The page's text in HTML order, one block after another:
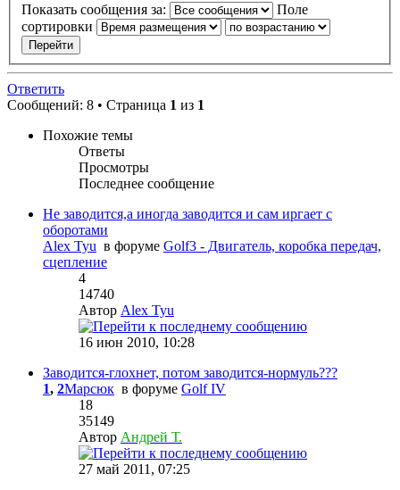
Показать сообщения за:
Поле
сортировки
Ответить
Сообщений: 8 • Страница 1 из 1
Похожие темы
Ответы
Просмотры
Последнее сообщение
Не заводится,а иногда заводится и сам иргает с
оборотами
Alex Tyu в форуме Golf3 - Двигатель, коробка передач,
сцепление
4
14740
Автор Alex Tyu
16 июн 2010, 10:28
Заводится-глохнет, потом заводится-нормуль???
1, 2Марсюк в форуме Golf IV
18
35149
Автор Андрей Т.
27 май 2011, 07:25